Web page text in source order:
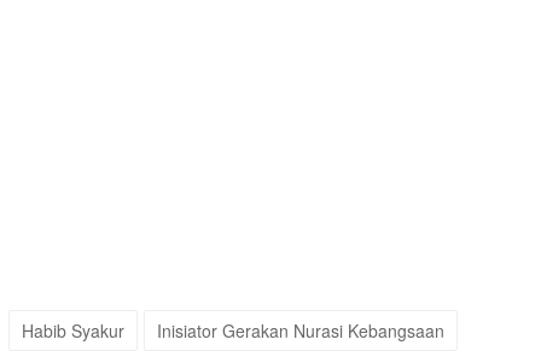
Habib Syakur
Inisiator Gerakan Nurasi Kebangsaan